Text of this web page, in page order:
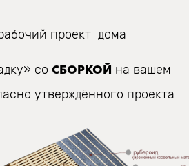
проект дома
со СБОРКОЙ на вашем
утверждённого проекта